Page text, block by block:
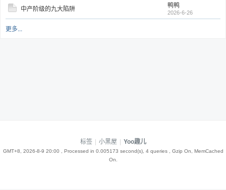
中产阶级的九大陷阱 鸭鸭
2026-6-26
更多...
标签 | 小黑屋 | Yoo趣儿
GMT+8, 2026-8-9 20:00 , Processed in 0.005173 second(s), 4 queries , Gzip On, MemCached
On.